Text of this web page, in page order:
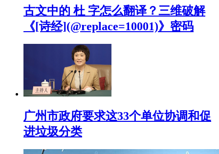
古文中的 杜 字怎么翻译？三维破解
《[诗经](@replace=10001)》密码
广州市政府要求这33个单位协调和促
进垃圾分类